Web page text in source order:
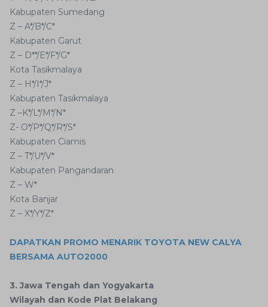
Kabupaten Sumedang
Z – A*/B*/C*
Kabupaten Garut
Z – D**/E*/F*/G*
Kota Tasikmalaya
Z – H*/I*/J*
Kabupaten Tasikmalaya
Z –K*/L*/M*/N*
Z- O*/P*/Q*/R*/S*
Kabupaten Ciamis
Z – T*/U*/V*
Kabupaten Pangandaran
Z – W*
Kota Banjar
Z – X*/Y*/Z*
DAPATKAN PROMO MENARIK TOYOTA NEW CALYA
BERSAMA AUTO2000
3. Jawa Tengah dan Yogyakarta
Wilayah dan Kode Plat Belakang